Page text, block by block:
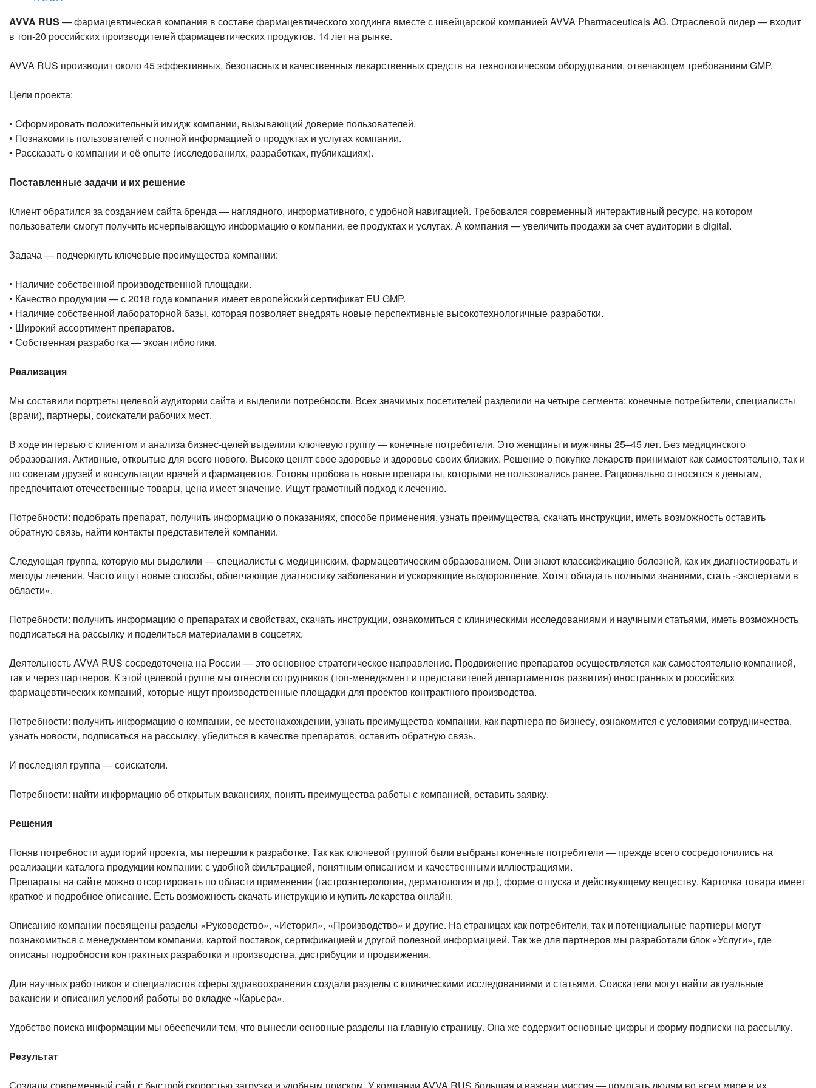
AVVA RUS — фармацевтическая компания в составе фармацевтического холдинга вместе с швейцарской компанией AVVA Pharmaceuticals AG. Отраслевой лидер — входит
в топ-20 российских производителей фармацевтических продуктов. 14 лет на рынке.
AVVA RUS производит около 45 эффективных, безопасных и качественных лекарственных средств на технологическом оборудовании, отвечающем требованиям GMP.
Цели проекта:
•‎ Cформировать положительный имидж компании, вызывающий доверие пользователей.
•‎ Познакомить пользователей с полной информацией о продуктах и услугах компании.
•‎ Рассказать о компании и её опыте (исследованиях, разработках, публикациях).
Поставленные задачи и их решение
Клиент обратился за созданием сайта бренда — наглядного, информативного, с удобной навигацией. Требовался современный интерактивный ресурс, на котором
пользователи смогут получить исчерпывающую информацию о компании, ее продуктах и услугах. А компания — увеличить продажи за счет аудитории в digital.
Задача — подчеркнуть ключевые преимущества компании:
•‎ Наличие собственной производственной площадки.
•‎ Качество продукции — с 2018 года компания имеет европейский сертификат EU GMP.
•‎ Наличие собственной лабораторной базы, которая позволяет внедрять новые перспективные высокотехнологичные разработки.
•‎ Широкий ассортимент препаратов.
•‎ Собственная разработка — экоантибиотики.
Реализация
Мы составили портреты целевой аудитории сайта и выделили потребности. Всех значимых посетителей разделили на четыре сегмента: конечные потребители, специалисты
(врачи), партнеры, соискатели рабочих мест.
В ходе интервью с клиентом и анализа бизнес-целей выделили ключевую группу — конечные потребители. Это женщины и мужчины 25–45 лет. Без медицинского
образования. Активные, открытые для всего нового. Высоко ценят свое здоровье и здоровье своих близких. Решение о покупке лекарств принимают как самостоятельно, так и
по советам друзей и консультации врачей и фармацевтов. Готовы пробовать новые препараты, которыми не пользовались ранее. Рационально относятся к деньгам,
предпочитают отечественные товары, цена имеет значение. Ищут грамотный подход к лечению.
Потребности: подобрать препарат, получить информацию о показаниях, способе применения, узнать преимущества, скачать инструкции, иметь возможность оставить
обратную связь, найти контакты представителей компании.
Следующая группа, которую мы выделили — специалисты с медицинским, фармацевтическим образованием. Они знают классификацию болезней, как их диагностировать и
методы лечения. Часто ищут новые способы, облегчающие диагностику заболевания и ускоряющие выздоровление. Хотят обладать полными знаниями, стать «экспертами в
области».
Потребности: получить информацию о препаратах и свойствах, скачать инструкции, ознакомиться с клиническими исследованиями и научными статьями, иметь возможность
подписаться на рассылку и поделиться материалами в соцсетях.
Деятельность AVVA RUS сосредоточена на России — это основное стратегическое направление. Продвижение препаратов осуществляется как самостоятельно компанией,
так и через партнеров. К этой целевой группе мы отнесли сотрудников (топ-менеджмент и представителей департаментов развития) иностранных и российских
фармацевтических компаний, которые ищут производственные площадки для проектов контрактного производства.
Потребности: получить информацию о компании, ее местонахождении, узнать преимущества компании, как партнера по бизнесу, ознакомится с условиями сотрудничества,
узнать новости, подписаться на рассылку, убедиться в качестве препаратов, оставить обратную связь.
И последняя группа — соискатели.
Потребности: найти информацию об открытых вакансиях, понять преимущества работы с компанией, оставить заявку.
Решения
Поняв потребности аудиторий проекта, мы перешли к разработке. Так как ключевой группой были выбраны конечные потребители — прежде всего сосредоточились на
реализации каталога продукции компании: с удобной фильтрацией, понятным описанием и качественными иллюстрациями.
Препараты на сайте можно отсортировать по области применения (гастроэнтерология, дерматология и др.), форме отпуска и действующему веществу. Карточка товара имеет
краткое и подробное описание. Есть возможность скачать инструкцию и купить лекарства онлайн.
Описанию компании посвящены разделы «Руководство», «История», «Производство» и другие. На страницах как потребители, так и потенциальные партнеры могут
познакомиться с менеджментом компании, картой поставок, сертификацией и другой полезной информацией. Так же для партнеров мы разработали блок «Услуги», где
описаны подробности контрактных разработки и производства, дистрибуции и продвижения.
Для научных работников и специалистов сферы здравоохранения создали разделы с клиническими исследованиями и статьями. Соискатели могут найти актуальные
вакансии и описания условий работы во вкладке «Карьера».
Удобство поиска информации мы обеспечили тем, что вынесли основные разделы на главную страницу. Она же содержит основные цифры и форму подписки на рассылку.
Результат